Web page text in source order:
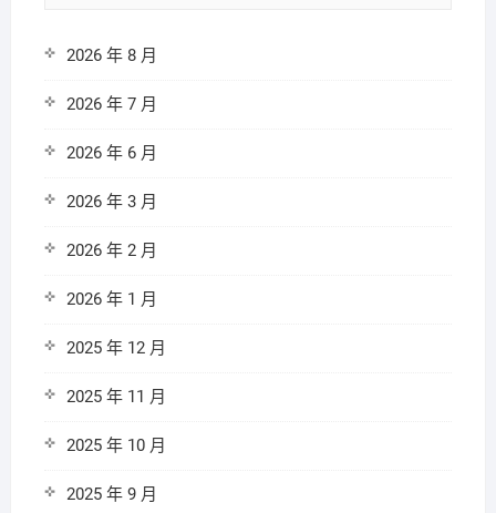
2026 年 8 月
2026 年 7 月
2026 年 6 月
2026 年 3 月
2026 年 2 月
2026 年 1 月
2025 年 12 月
2025 年 11 月
2025 年 10 月
2025 年 9 月